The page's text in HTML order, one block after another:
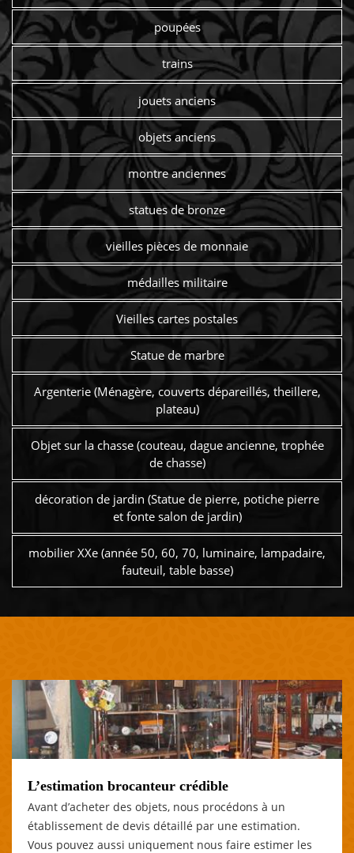
poupées
trains
jouets anciens
objets anciens
montre anciennes
statues de bronze
vieilles pièces de monnaie
médailles militaire
Vieilles cartes postales
Statue de marbre
Argenterie (Ménagère, couverts dépareillés, theillere,
plateau)
Objet sur la chasse (couteau, dague ancienne, trophée
de chasse)
décoration de jardin (Statue de pierre, potiche pierre
et fonte salon de jardin)
mobilier XXe (année 50, 60, 70, luminaire, lampadaire,
fauteuil, table basse)
L’estimation brocanteur crédible
Avant d’acheter des objets, nous procédons à un
établissement de devis détaillé par une estimation.
Vous pouvez aussi uniquement nous faire estimer les